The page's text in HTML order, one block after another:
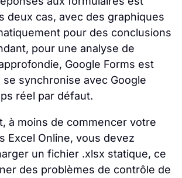
deux cas, avec des graphiques
pour des conclusions
pour une analyse de
Google Forms est
se synchronise avec Google
réel par défaut.
à moins de commencer votre
Excel Online, vous devez
un fichier .xlsx statique, ce
des problèmes de contrôle de